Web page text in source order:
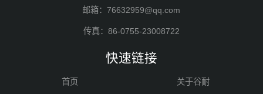
邮箱：76632959@qq.com
传真：86-0755-23008722
快速链接
首页 关于谷耐